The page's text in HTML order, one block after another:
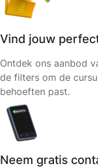
Vind jouw
Ontdek ons aanbod
de filters om de
behoeften past.
Neem gratis